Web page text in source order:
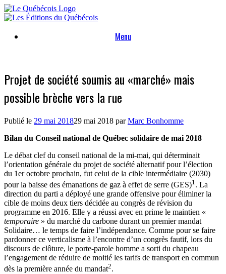
Skip
to
Menu
Projet de société soumis au «marché» mais
possible brèche vers la rue
Publié le 29 mai 201829 mai 2018 parMarc Bonhomme
Bilan du Conseil national de Québec solidaire de mai 2018
Le débat clef du conseil national de la mi-mai, qui déterminait
l’orientation générale du projet de société alternatif pour l’élection
du 1er octobre prochain, fut celui de la cible intermédiaire (2030)
pour la baisse des émanations de gaz à effet de serre (GES)1 . La
direction du parti a déployé une grande offensive pour éliminer la
cible de moins deux tiers décidée au congrès de révision du
programme en 2016. Elle y a réussi avec en prime le maintien «
temporaire » du marché du carbone durant un premier mandat
Solidaire… le temps de faire l’indépendance. Comme pour se faire
pardonner ce verticalisme à l’encontre d’un congrès fautif, lors du
discours de clôture, le porte-parole homme a sorti du chapeau
l’engagement de réduire de moitié les tarifs de transport en commun
dès la première année du mandat2.